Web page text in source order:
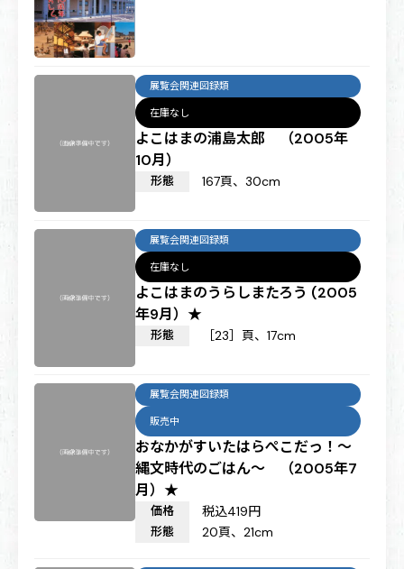
よこはまの浦島太郎 （2005年
10月）
展覧会関連図録類
在庫なし
形態 167頁、30cm
よこはまのうらしまたろう (2005
年9月）★
展覧会関連図録類
在庫なし
形態 ［23］頁、17cm
おなかがすいたはらぺこだっ！～
縄文時代のごはん～ （2005年7
月）★
展覧会関連図録類
販売中
価格 税込419円
形態 20頁、21cm